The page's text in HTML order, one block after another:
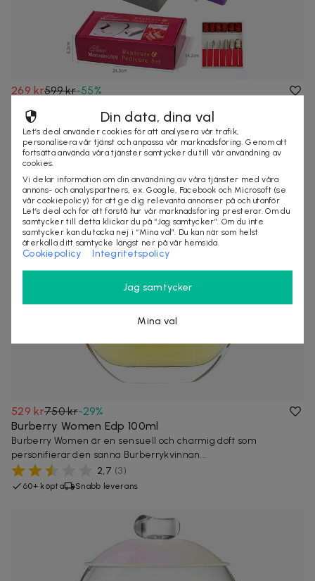
269 kr599 kr-55%
Slipning och Polering
Professionellt Manikyrset – Elektrisk Nagelfil och Slipmaskin
Förvandla din nagelvård med ...
50+ köpta
529 kr750 kr-29%
Burberry Women Edp 100ml
Burberry Women är en sensuell och charmig doft som
personifierar den sanna Burberrykvinnan...
2,7 (3)
60+ köpta Snabb leverans
Din data, dina val
Let’s deal använder cookies för att analysera vår trafik,
personalisera vår tjänst och anpassa vår marknadsföring. Genom att
fortsätta använda våra tjänster samtycker du till vår användning av
cookies.
Vi delar information om din användning av våra tjänster med våra
annons- och analyspartners, ex. Google, Facebook och Microsoft (se
vår cookiepolicy) för att ge dig relevanta annonser på och utanför
Let’s deal och för att förstå hur vår marknadsföring presterar. Om du
samtycker till detta klickar du på “Jag samtycker”. Om du inte
samtycker kan du tacka nej i “Mina val”. Du kan när som helst
återkalla ditt samtycke längst ner på vår hemsida.
Cookiepolicy Integritetspolicy
Jag samtycker
Mina val